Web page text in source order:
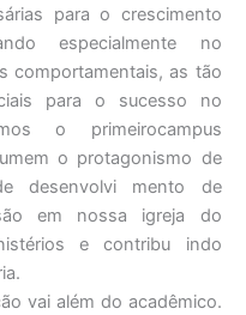
para o crescimento
especialmente no
comportamentais, as tão
para o sucesso no
o primeirocampus
o protagonismo de
desenvolvi mento de
em nossa igreja do
e contribu indo
vai além do acadêmico.